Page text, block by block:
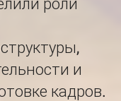
роли
и
кадров.